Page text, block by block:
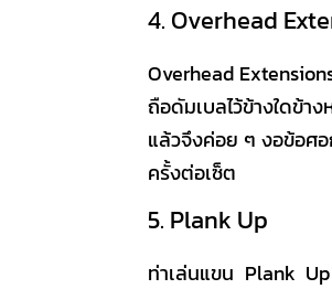
4. Overhead
Overhead
ถือดัมเบลไว้ข้างใดข้า
แล้วจึงค่อย ๆ งอข้อศ
ครั้งต่อเซ็ต
5. Plank Up
ท่าเล่นแขน Plank